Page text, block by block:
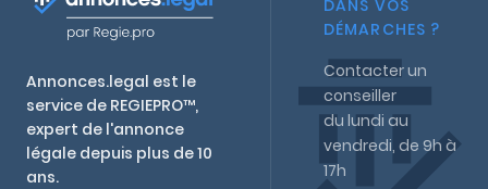
Annonces.legal est le
service de REGIEPRO™,
expert de l'annonce
légale depuis plus de 10
ans.
DANS VOS
DÉMARCHES ?
Contacter un
conseiller
du lundi au
vendredi, de 9h à
17h